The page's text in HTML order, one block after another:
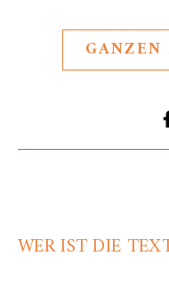
WER IST DIE